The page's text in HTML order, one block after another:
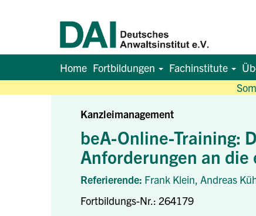
Home Fortbildungen Fachinstitute
Kanzleimanagement
beA-Online-Training:
Anforderungen an
Referierende: Frank Klein, Andreas
Fortbildungs-Nr.: 264179